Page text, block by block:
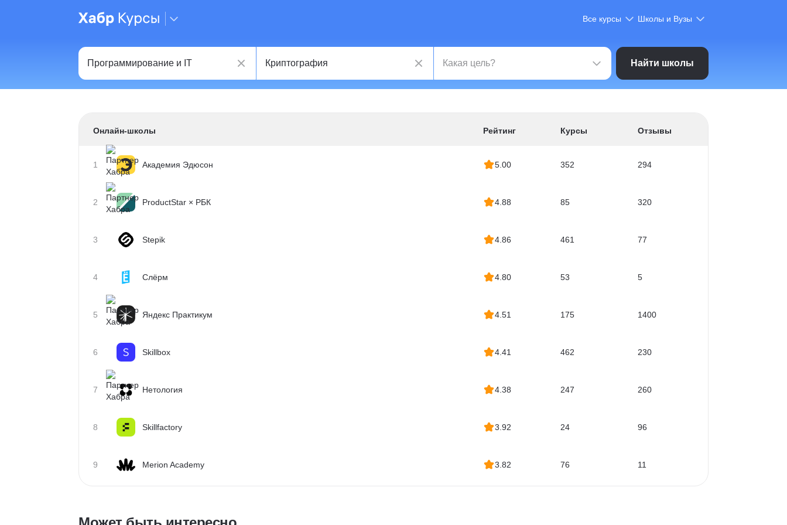
Все курсы Школы и Вузы
Найти школы
Онлайн-школы Рейтинг Курсы Отзывы
1 Академия Эдюсон 5.00 352 294
2 ProductStar × РБК 4.88 85 320
3 Stepik 4.86 461 77
4 Слёрм 4.80 53 5
5 Яндекс Практикум 4.51 175 1400
6 Skillbox 4.41 462 230
7 Нетология 4.38 247 260
8 Skillfactory 3.92 24 96
9 Merion Academy 3.82 76 11